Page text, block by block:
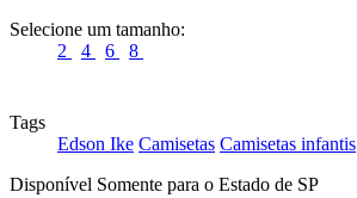
Selecione um tamanho:
2
4 6 8
Tags
Edson Ike Camisetas Camisetas infantis
Disponível Somente para o Estado de SP